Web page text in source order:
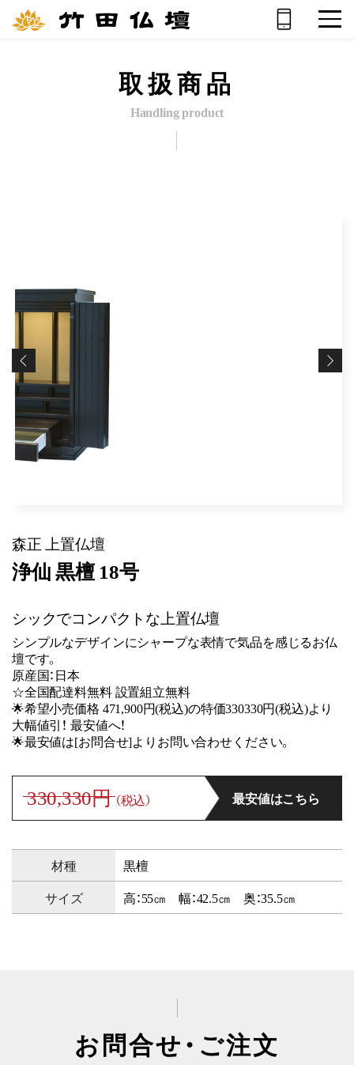
取扱商品
Handling product
森正 上置仏壇
浄仙 黒檀 18号
シックでコンパクトな上置仏壇
シンプルなデザインにシャープな表情で気品を感じるお仏
壇です。
原産国：日本
☆全国配達料無料 設置組立無料
🌟希望小売価格 471,900円(税込)の特価330330円(税込)より
大幅値引！ 最安値へ！
🌟最安値は[お問合せ]よりお問い合わせください。
330,330円（税込） 最安値はこちら
材種
黒檀
サイズ
高：55㎝ 幅：42.5㎝ 奥：35.5㎝
お問合せ・ご注文